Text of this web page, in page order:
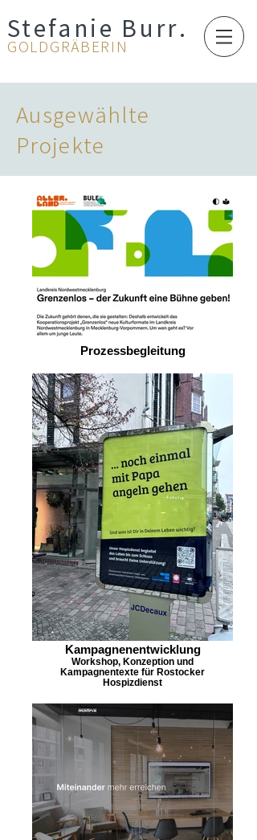
Stefanie Burr.
GOLDGRÄBERIN
Ausgewählte
Projekte
Prozessbegleitung
Kampagnenentwicklung
Workshop, Konzeption und
Kampagnentexte für Rostocker
Hospizdienst